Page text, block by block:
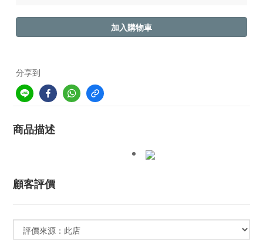
加入購物車
分享到
商品描述
顧客評價